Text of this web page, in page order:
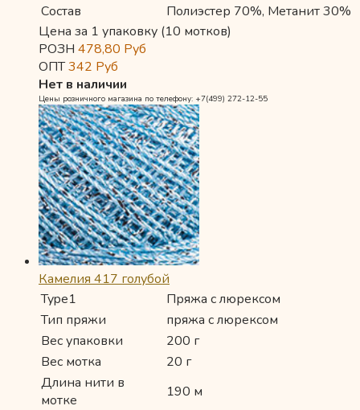
Состав
Полиэстер 70%, Метанит 30%
Цена за 1 упаковку (10 мотков)
РОЗН 478,80 Руб
ОПТ342 Руб
Нет в наличии
Цены розничного магазина по телефону: +7(499) 272-12-55
Камелия 417 голубой
Type1
Пряжа с люрексом
Тип пряжи
пряжа с люрексом
Вес упаковки
200 г
Вес мотка
20 г
Длина нити в
мотке
190 м